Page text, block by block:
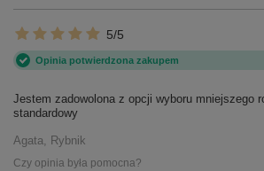
5/5
Opinia potwierdzona zakupem
Jestem zadowolona z opcji wyboru mniejszego
standardowy
Agata, Rybnik
Czy opinia była pomocna?